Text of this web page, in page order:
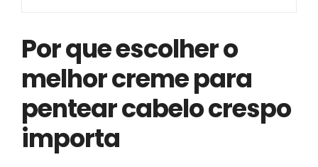
Por que escolher o
melhor creme para
pentear cabelo crespo
importa